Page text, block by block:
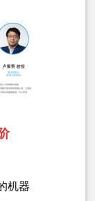
机器